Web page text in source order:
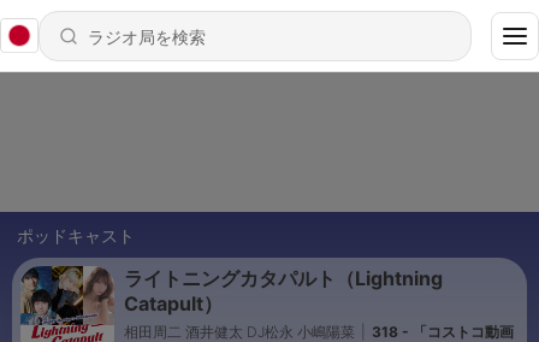
ポッドキャスト
ライトニングカタパルト（Lightning
Catapult）
相田周二 酒井健太 DJ松永 小嶋陽菜
318 - 「コストコ動画